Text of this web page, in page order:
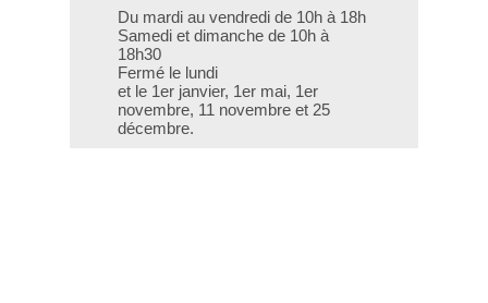
Du mardi au vendredi de 10h à 18h
Samedi et dimanche de 10h à
18h30
Fermé le lundi
et le 1er janvier, 1er mai, 1er
novembre, 11 novembre et 25
décembre.